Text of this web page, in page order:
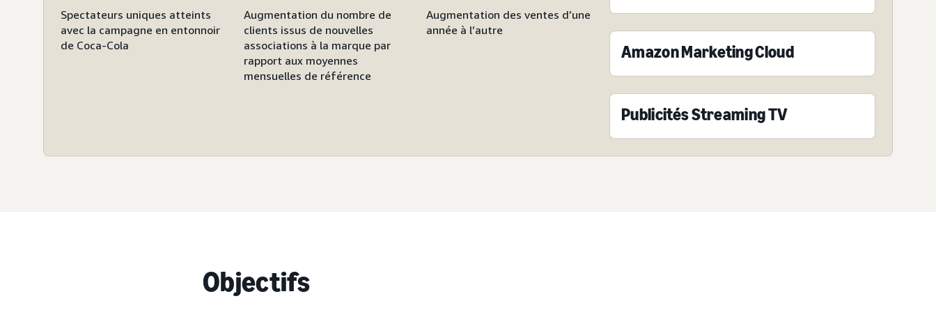
Spectateurs uniques atteints
avec la campagne en entonnoir
de Coca-Cola
Augmentation du nombre de
clients issus de nouvelles
associations à la marque par
rapport aux moyennes
mensuelles de référence
Augmentation des ventes d’une
année à l’autre
Amazon Marketing Cloud
Publicités Streaming TV
Objectifs